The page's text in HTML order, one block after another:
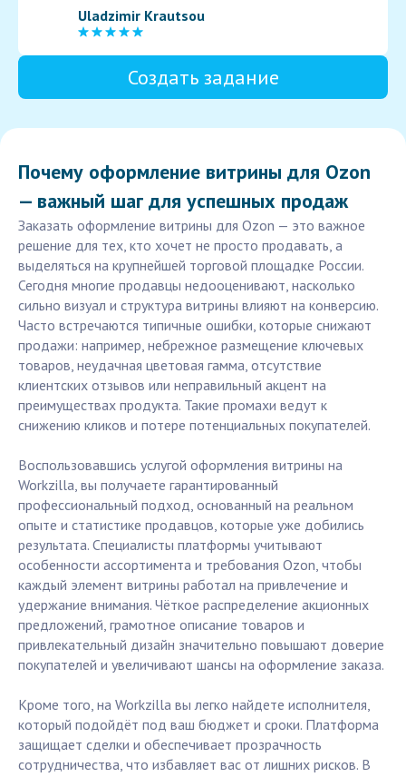
Uladzimir Krautsou
Создать задание
Почему оформление витрины для Ozon
— важный шаг для успешных продаж
Заказать оформление витрины для Ozon — это важное
решение для тех, кто хочет не просто продавать, а
выделяться на крупнейшей торговой площадке России.
Сегодня многие продавцы недооценивают, насколько
сильно визуал и структура витрины влияют на конверсию.
Часто встречаются типичные ошибки, которые снижают
продажи: например, небрежное размещение ключевых
товаров, неудачная цветовая гамма, отсутствие
клиентских отзывов или неправильный акцент на
преимуществах продукта. Такие промахи ведут к
снижению кликов и потере потенциальных покупателей.
Воспользовавшись услугой оформления витрины на
Workzilla, вы получаете гарантированный
профессиональный подход, основанный на реальном
опыте и статистике продавцов, которые уже добились
результата. Специалисты платформы учитывают
особенности ассортимента и требования Ozon, чтобы
каждый элемент витрины работал на привлечение и
удержание внимания. Чёткое распределение акционных
предложений, грамотное описание товаров и
привлекательный дизайн значительно повышают доверие
покупателей и увеличивают шансы на оформление заказа.
Кроме того, на Workzilla вы легко найдете исполнителя,
который подойдёт под ваш бюджет и сроки. Платформа
защищает сделки и обеспечивает прозрачность
сотрудничества, что избавляет вас от лишних рисков. В